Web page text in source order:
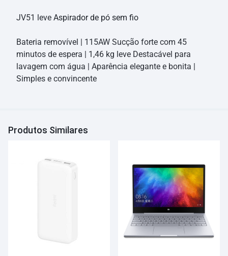
JV51 leve Aspirador de pó sem fio
Bateria removível | 115AW Sucção forte com 45
minutos de espera | 1,46 kg leve Destacável para
lavagem com água | Aparência elegante e bonita |
Simples e convincente
Produtos Similares